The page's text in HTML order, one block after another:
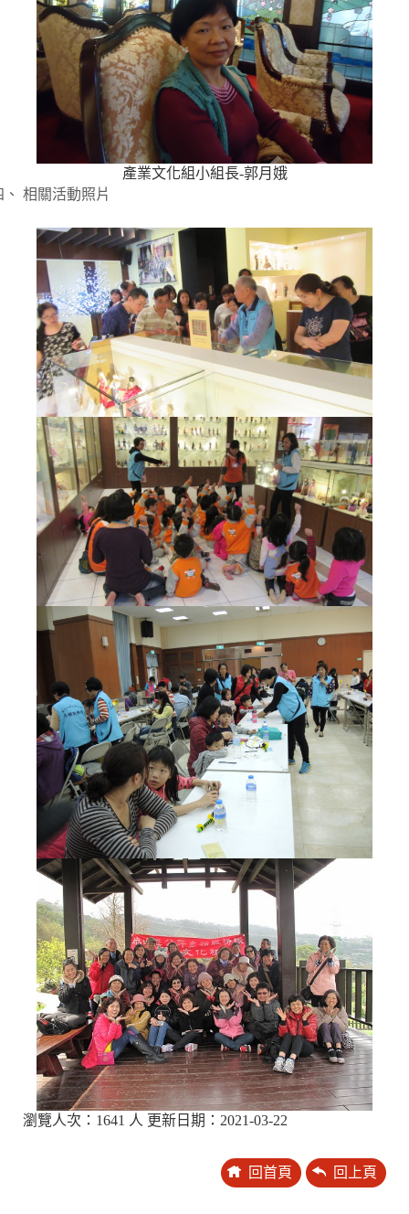
產業文化組小組長-郭月娥
相關活動照片
瀏覽人次：1641 人 更新日期：2021-03-22
回首頁 回上頁